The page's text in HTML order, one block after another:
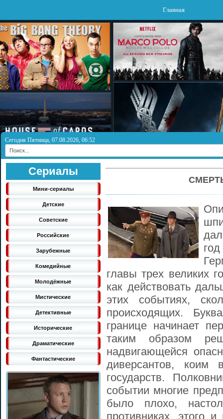
Главная
Сегодня Пятница, 07.08.2026, 06:52
Сериалы
Мини-сериалы
Детские
Советские
Российские
Зарубежные
Комедийные
Молодёжные
Мистические
Детективные
Исторические
Драматические
Фантастические
главы трех великих
как действовать
этих событиях,
происходящих.
границе начинает
таким образом
надвигающейся
диверсантов, коим
государств.
событии многие
было плохо,
противниках, этого